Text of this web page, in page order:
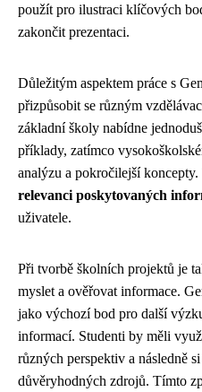
použít pro ilustraci klíčových
zakončit prezentaci.
Důležitým aspektem práce s
přizpůsobit se různým
základní školy nabídne
příklady, zatímco
analýzu a pokročilejší koncepty.
relevanci poskytovaných
uživatele.
Při tvorbě školních projektů je
myslet a ověřovat informace.
jako výchozí bod pro další
informací. Studenti by měli
různých perspektiv a následně
důvěryhodných zdrojů. Tímto